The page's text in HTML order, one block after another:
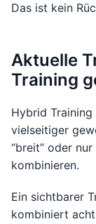
Das ist kein
Aktuelle
Training
Hybrid
vielseitiger
“breit” oder
kombinieren.
Ein sichtbarer
kombiniert